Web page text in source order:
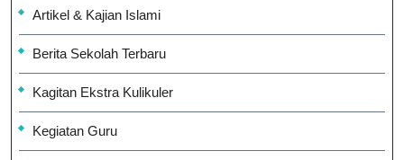
Artikel & Kajian Islami
Berita Sekolah Terbaru
Kagitan Ekstra Kulikuler
Kegiatan Guru